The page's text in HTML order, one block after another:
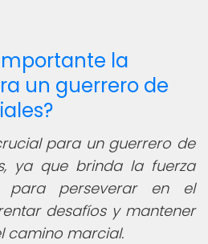
la
un guerrero de
para un guerrero de
ya que brinda la fuerza
para perseverar en el
desafíos y mantener
camino marcial.